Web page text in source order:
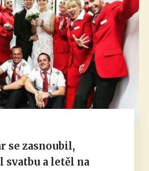
se zasnoubil,
svatbu a letěl na